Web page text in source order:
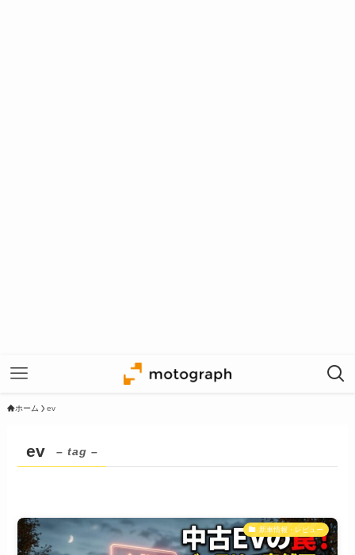
ホーム ev
ev – tag –
新車情報・レビュー